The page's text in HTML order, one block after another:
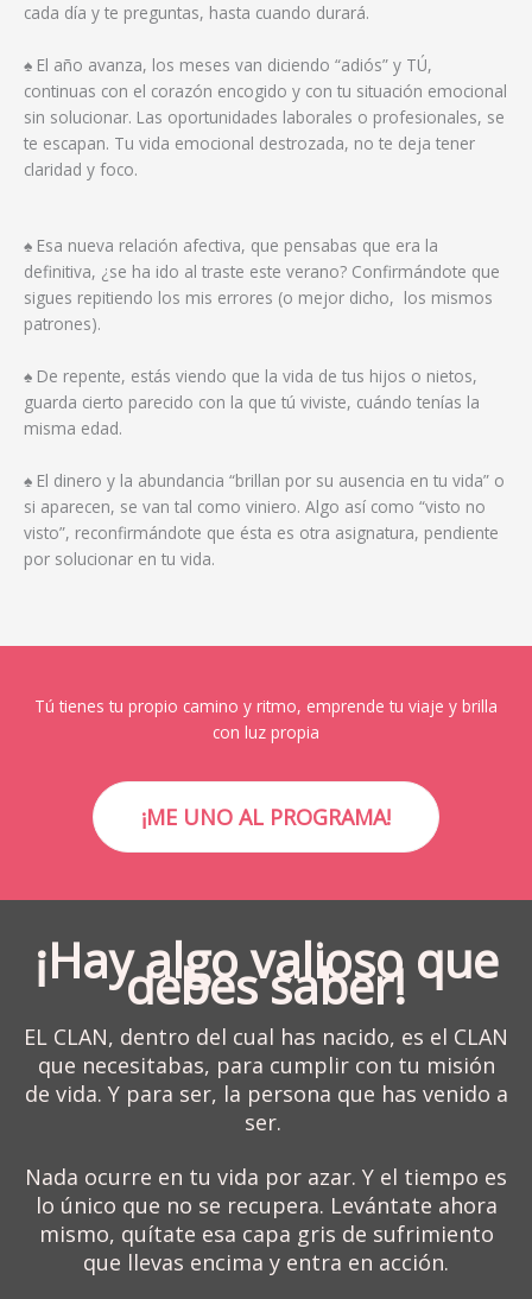
cada día y te preguntas, hasta cuando durará.
♠ El año avanza, los meses van diciendo “adiós” y TÚ,
continuas con el corazón encogido y con tu situación emocional
sin solucionar. Las oportunidades laborales o profesionales, se
te escapan. Tu vida emocional destrozada, no te deja tener
claridad y foco.
♠ Esa nueva relación afectiva, que pensabas que era la
definitiva, ¿se ha ido al traste este verano? Confirmándote que
sigues repitiendo los mis errores (o mejor dicho, los mismos
patrones).
♠ De repente, estás viendo que la vida de tus hijos o nietos,
guarda cierto parecido con la que tú viviste, cuándo tenías la
misma edad.
♠ El dinero y la abundancia “brillan por su ausencia en tu vida” o
si aparecen, se van tal como viniero. Algo así como “visto no
visto”, reconfirmándote que ésta es otra asignatura, pendiente
por solucionar en tu vida.
Tú tienes tu propio camino y ritmo, emprende tu viaje y brilla
con luz propia
¡ME UNO AL PROGRAMA!
¡Hay algo valioso que
debes saber!
EL CLAN, dentro del cual has nacido, es el CLAN
que necesitabas, para cumplir con tu misión
de vida. Y para ser, la persona que has venido a
ser.
Nada ocurre en tu vida por azar. Y el tiempo es
lo único que no se recupera. Levántate ahora
mismo, quítate esa capa gris de sufrimiento
que llevas encima y entra en acción.